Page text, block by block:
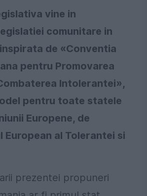
vine in
comunitare in
de «Conventia
pentru Promovarea
Intolerantei»,
pentru toate statele
Europene, de
European al Tolerantei si
prezentei propuneri